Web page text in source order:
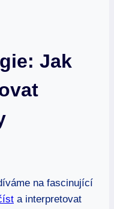
Jak
na fascinující
a interpretovat